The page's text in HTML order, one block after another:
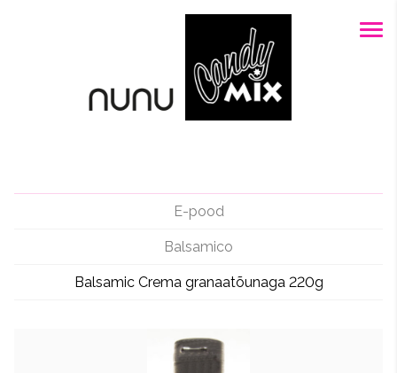
E-pood
Balsamico
Balsamic Crema granaatõunaga 220g